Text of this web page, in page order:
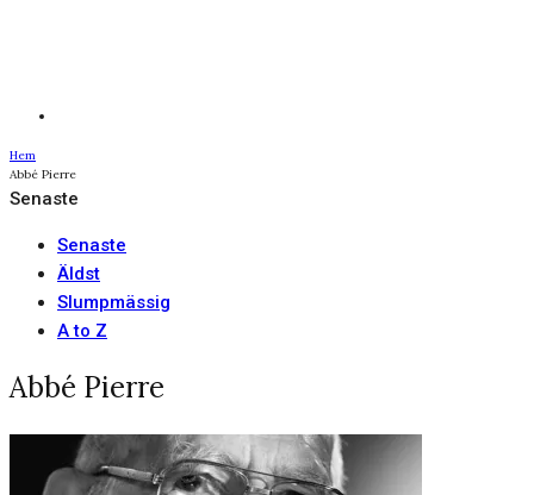
Hem
Abbé Pierre
Senaste
Senaste
Äldst
Slumpmässig
A to Z
Abbé Pierre